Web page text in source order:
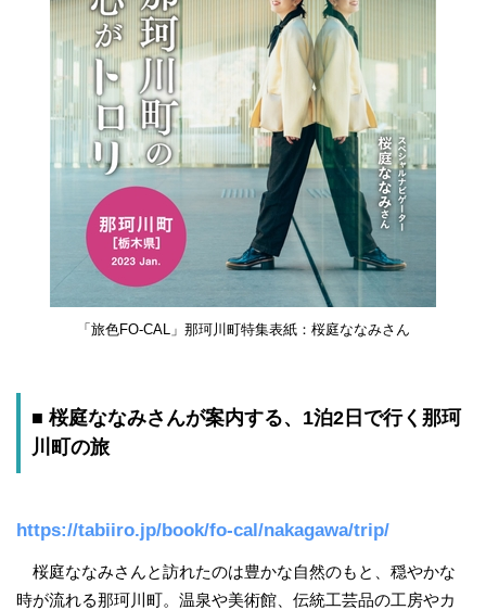
「旅色FO-CAL」那珂川町特集表紙：桜庭ななみさん
■ 桜庭ななみさんが案内する、1泊2日で行く那珂
川町の旅
https://tabiiro.jp/book/fo-cal/nakagawa/trip/
桜庭ななみさんと訪れたのは豊かな自然のもと、穏やかな
時が流れる那珂川町。温泉や美術館、伝統工芸品の工房やカ